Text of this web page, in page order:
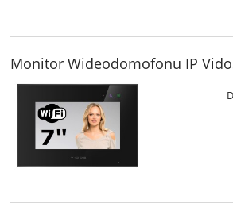
Monitor Wideodomofonu IP